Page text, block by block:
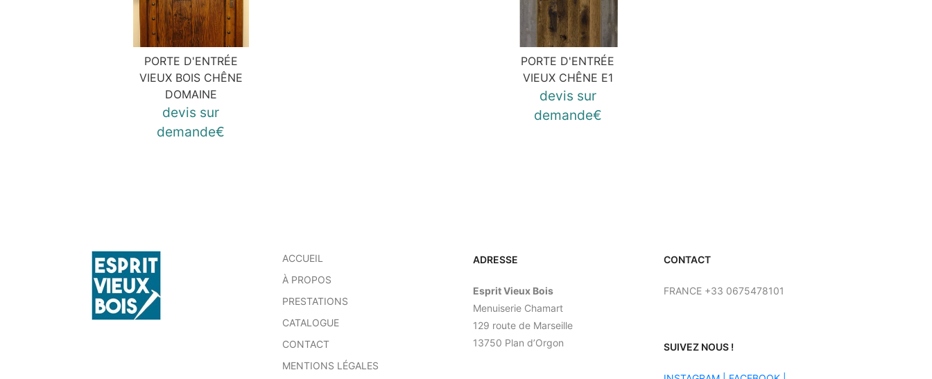
PORTE D'ENTRÉE
VIEUX BOIS CHÊNE
DOMAINE
devis sur
demande€
PORTE D'ENTRÉE
VIEUX CHÊNE E1
devis sur
demande€
ACCUEIL
À PROPOS
PRESTATIONS
CATALOGUE
CONTACT
MENTIONS LÉGALES
ADRESSE
Esprit Vieux Bois
Menuiserie Chamart
129 route de Marseille
13750 Plan d’Orgon
CONTACT
FRANCE +33 0675478101
SUIVEZ NOUS !